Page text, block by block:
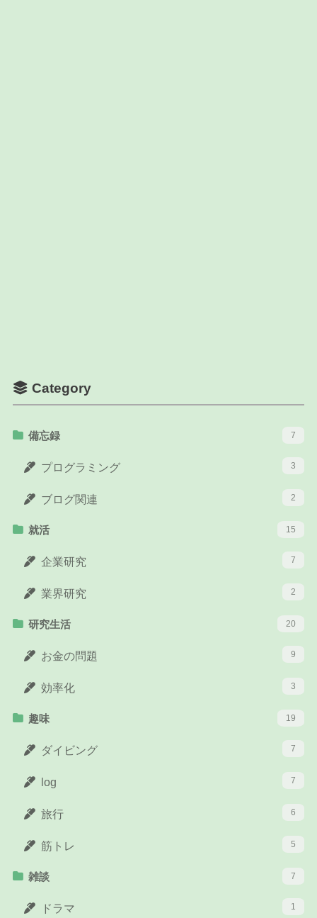
Category
備忘録 7
プログラミング 3
ブログ関連 2
就活 15
企業研究 7
業界研究 2
研究生活 20
お金の問題 9
効率化 3
趣味 19
ダイビング 7
log 7
旅行 6
筋トレ 5
雑談 7
ドラマ 1